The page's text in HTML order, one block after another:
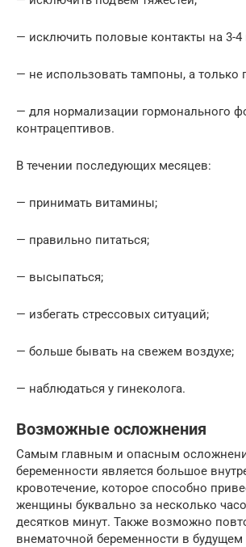
— исключить половые контакты на 3-4
— не использовать тампоны, а только
— для нормализации гормонального
контрацептивов.
В течении последующих месяцев:
— принимать витамины;
— правильно питаться;
— высыпаться;
— избегать стрессовых ситуаций;
— больше бывать на свежем воздухе;
— наблюдаться у гинеколога.
Возможные осложнения
Самым главным и опасным
беременности является большое
кровотечение, которое способно
женщины буквально за несколько
десятков минут. Также возможно
внематочной беременности в будущем